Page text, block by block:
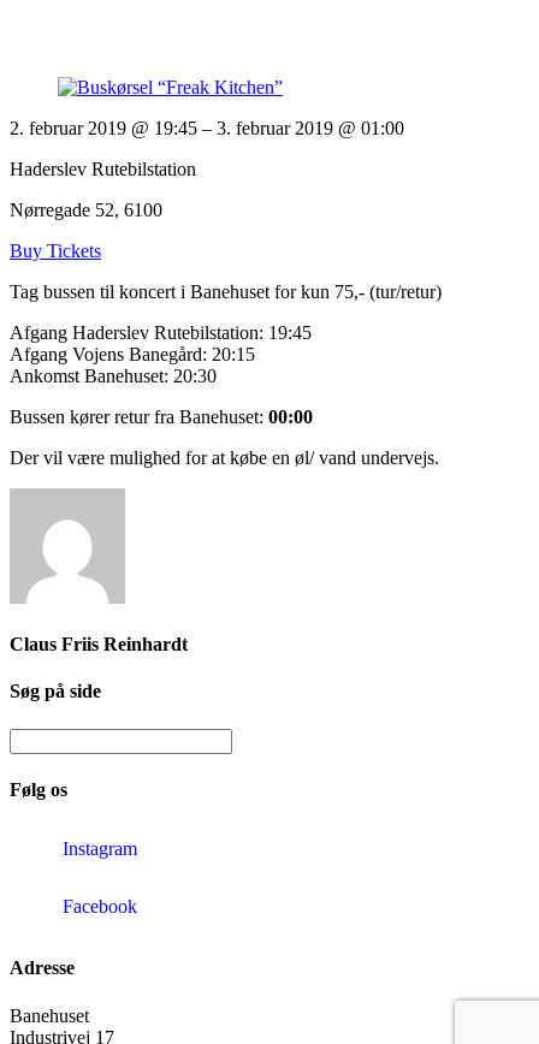
2. februar 2019 @ 19:45 – 3. februar 2019 @ 01:00
Haderslev Rutebilstation
Nørregade 52, 6100
Buy Tickets
Tag bussen til koncert i Banehuset for kun 75,- (tur/retur)
Afgang Haderslev Rutebilstation: 19:45
Afgang Vojens Banegård: 20:15
Ankomst Banehuset: 20:30
Bussen kører retur fra Banehuset: 00:00
Der vil være mulighed for at købe en øl/ vand undervejs.
Claus Friis Reinhardt
Søg på side
Følg os
Instagram
Facebook
Adresse
Banehuset
Industrivej 17